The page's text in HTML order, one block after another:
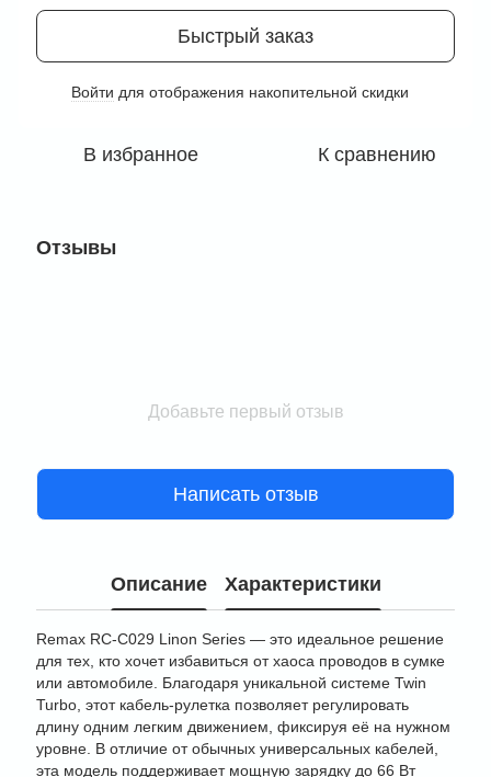
Быстрый заказ
Войти для отображения накопительной скидки
В избранное К сравнению
Отзывы
Добавьте первый отзыв
Написать отзыв
Описание Характеристики
Remax RC-C029 Linon Series — это идеальное решение
для тех, кто хочет избавиться от хаоса проводов в сумке
или автомобиле. Благодаря уникальной системе Twin
Turbo, этот кабель-рулетка позволяет регулировать
длину одним легким движением, фиксируя её на нужном
уровне. В отличие от обычных универсальных кабелей,
эта модель поддерживает мощную зарядку до 66 Вт